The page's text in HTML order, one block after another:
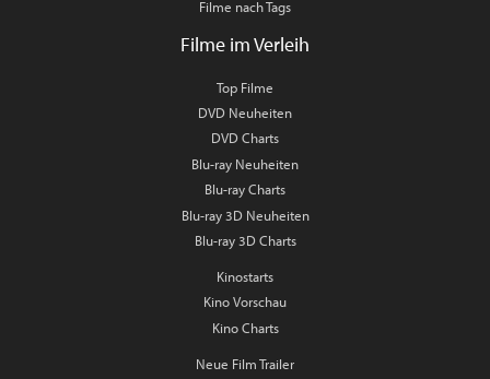
Filme nach Tags
Filme im Verleih
Top Filme
DVD Neuheiten
DVD Charts
Blu-ray Neuheiten
Blu-ray Charts
Blu-ray 3D Neuheiten
Blu-ray 3D Charts
Kinostarts
Kino Vorschau
Kino Charts
Neue Film Trailer